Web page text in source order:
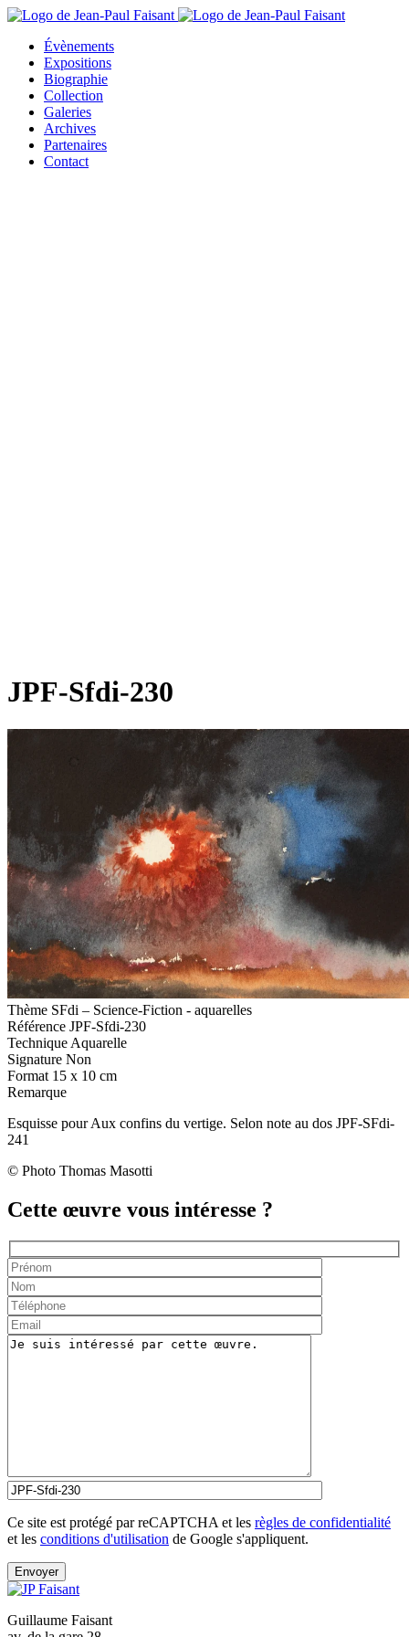
Évènements
Expositions
Biographie
Collection
Galeries
Archives
Partenaires
Contact
JPF-Sfdi-230
Thème SFdi – Science-Fiction - aquarelles
Référence JPF-Sfdi-230
Technique Aquarelle
Signature Non
Format 15 x 10 cm
Remarque
Esquisse pour Aux confins du vertige. Selon note au dos JPF-SFdi-
241
© Photo Thomas Masotti
Cette œuvre vous intéresse ?
Ce site est protégé par reCAPTCHA et les règles de confidentialité
et les conditions d'utilisation de Google s'appliquent.
Guillaume Faisant